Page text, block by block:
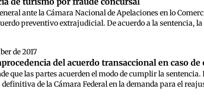
ante la Cámara Nacional de Apelaciones en lo
preventivo extrajudicial. De acuerdo a la sentencia,
de 2017
del acuerdo transaccional en caso
que las partes acuerden el modo de cumplir la
de la Cámara Federal en la demanda para el